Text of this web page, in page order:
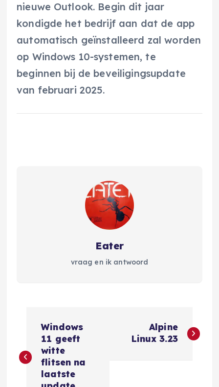
nieuwe Outlook. Begin dit jaar
kondigde het bedrijf aan dat de app
automatisch geïnstalleerd zal worden
op Windows 10-systemen, te
beginnen bij de beveiligingsupdate
van februari 2025.
Eater
vraag en ik antwoord
r
Windows
11 geeft
witte
flitsen na
laatste
Alpine
Linux 3.23